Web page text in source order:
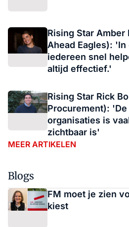
Rising Star Amber
Ahead Eagles):
iedereen snel
altijd effectief.'
Rising Star Rick
Procurement):
organisaties is
zichtbaar is'
MEER ARTIKELEN
Blogs
FM moet je zien
kiest